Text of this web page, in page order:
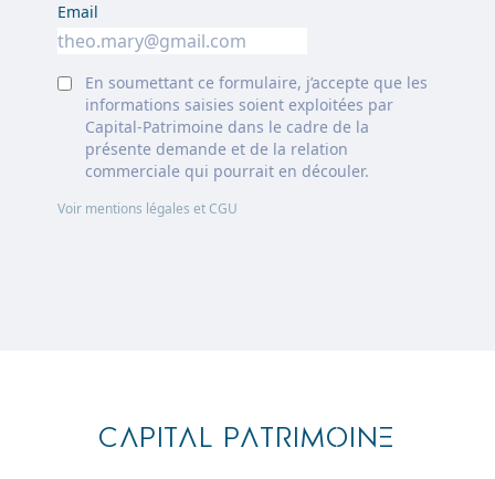
Email
En soumettant ce formulaire, j’accepte que les
informations saisies soient exploitées par
Capital-Patrimoine dans le cadre de la
présente demande et de la relation
commerciale qui pourrait en découler.
Voir mentions légales et CGU
CAPITAL PATRIMOINE